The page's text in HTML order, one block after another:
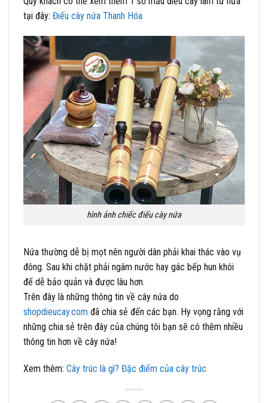
tại đây: Điếu cày nứa Thanh Hóa
hình ảnh chiếc điếu cày nứa
Nứa thường dễ bị mọt nên người dân phải khai thác vào vụ
đông. Sau khi chặt phải ngâm nước hay gác bếp hun khói
để dễ bảo quản và được lâu hơn.
Trên đây là những thông tin về cây nứa do
shopdieucay.com đã chia sẻ đến các bạn. Hy vọng rằng với
những chia sẻ trên đây của chúng tôi bạn sẽ có thêm nhiều
thông tin hơn về cây nứa!
Xem thêm: Cây trúc là gì? Đặc điểm của cây trúc